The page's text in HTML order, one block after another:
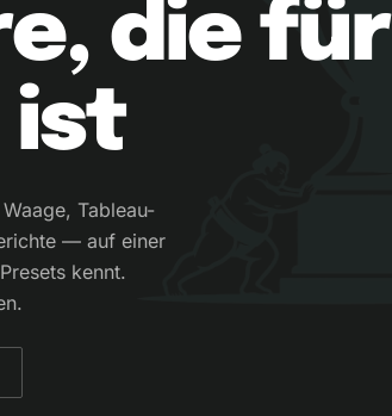
die für
ist
Tableau-
— auf einer
kennt.